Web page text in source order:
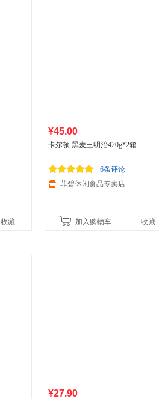
收藏
¥45.00
卡尔顿 黑麦三明治420g*2箱
6条评论
菲碧休闲食品专卖店
加入购物车 收藏
¥27.90